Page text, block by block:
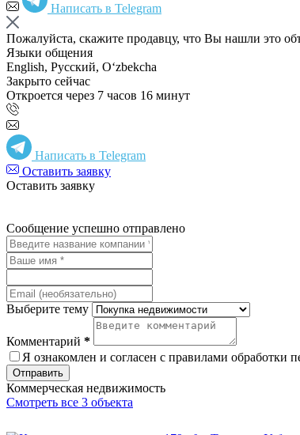
Написать в Telegram
Пожалуйста, скажите продавцу, что Вы нашли это
Языки общения
English, Русский, Oʻzbekcha
Закрыто сейчас
Откроется через 7 часов 16 минут
Написать в Telegram
Оставить заявку
Оставить заявку
Сообщение успешно отправлено
Выберите тему
Комментарий *
Я ознакомлен и согласен с правилами обработки
Отправить
Коммерческая недвижимость
Смотреть все 3 объекта